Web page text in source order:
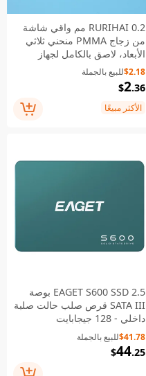
RURIHAI 0.2 مم واقي شاشة
من زجاج PMMA منحني ثلاثي
الأبعاد، لاصق بالكامل لجهاز
Amazfit GTR
$2.18للبيع بالجملة
$2.36
الأكثر مبيعًا
EAGET S600 SSD 2.5 بوصة
SATA III قرص صلب حالت صلبة
داخلي - 128 جيجابايت
$41.78للبيع بالجملة
$44.25